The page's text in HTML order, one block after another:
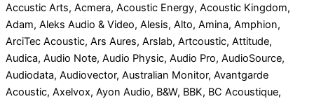
Accustic Arts, Acmera, Acoustic Energy, Acoustic Kingdom,
Adam, Aleks Audio & Video, Alesis, Alto, Amina, Amphion,
ArciTec Acoustic, Ars Aures, Arslab, Artcoustic, Attitude,
Audica, Audio Note, Audio Physic, Audio Pro, AudioSource,
Audiodata, Audiovector, Australian Monitor, Avantgarde
Acoustic, Axelvox, Ayon Audio, B&W, BBK, BC Acoustique,